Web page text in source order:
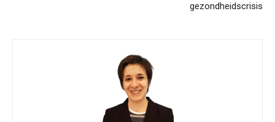
gezondheidscrisis